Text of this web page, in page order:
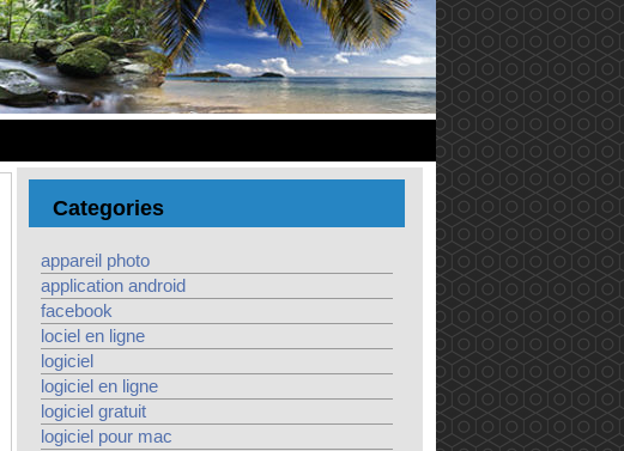
Categories
appareil photo
application android
facebook
lociel en ligne
logiciel
logiciel en ligne
logiciel gratuit
logiciel pour mac